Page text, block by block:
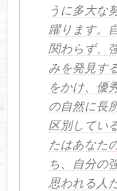
うに多大な
躍ります。
関わらず、
みを発見す
をかけ、優
の自然に長
区別してい
たはあなた
ち、自分の
思われる人